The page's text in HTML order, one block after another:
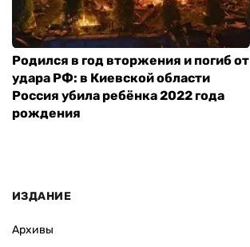
Родился в год вторжения и погиб от
удара РФ: в Киевской области
Россия убила ребёнка 2022 года
рождения
ИЗДАНИЕ
Архивы